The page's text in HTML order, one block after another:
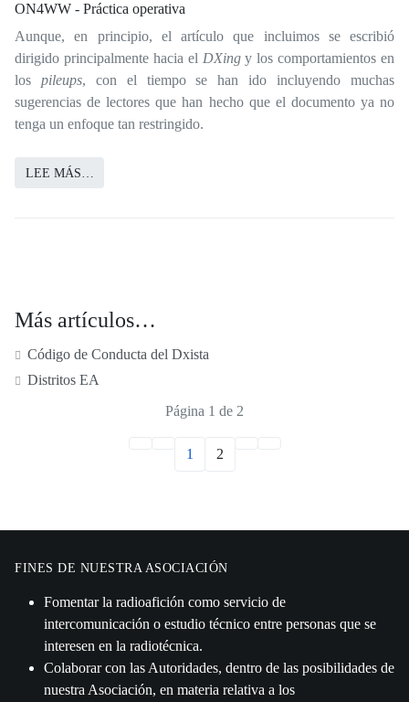
ON4WW - Práctica operativa
Aunque, en principio, el artículo que incluimos se escribió
dirigido principalmente hacia el DXingy los comportamientos en
los pileups, con el tiempo se han ido incluyendo muchas
sugerencias de lectores que han hecho que el documento ya no
tenga un enfoque tan restringido.
LEE MÁS…
Más artículos…
Código de Conducta del Dxista
Distritos EA
Página 1 de 2
1 2
FINES DE NUESTRA ASOCIACIÓN
Fomentar la radioafición como servicio de
intercomunicación o estudio técnico entre personas que se
interesen en la radiotécnica.
Colaborar con las Autoridades, dentro de las posibilidades de
nuestra Asociación, en materia relativa a los